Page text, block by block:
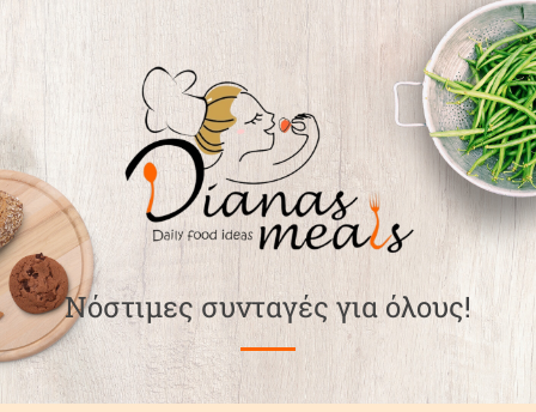
Νόστιμες συνταγές για όλους!